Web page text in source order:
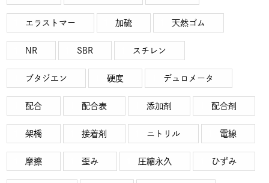
エラストマー 加硫 天然ゴム
NR SBR スチレン
ブタジエン 硬度 デュロメータ
配合 配合表 添加剤 配合剤
架橋 接着剤 ニトリル 電線
摩擦 歪み 圧縮永久 ひずみ